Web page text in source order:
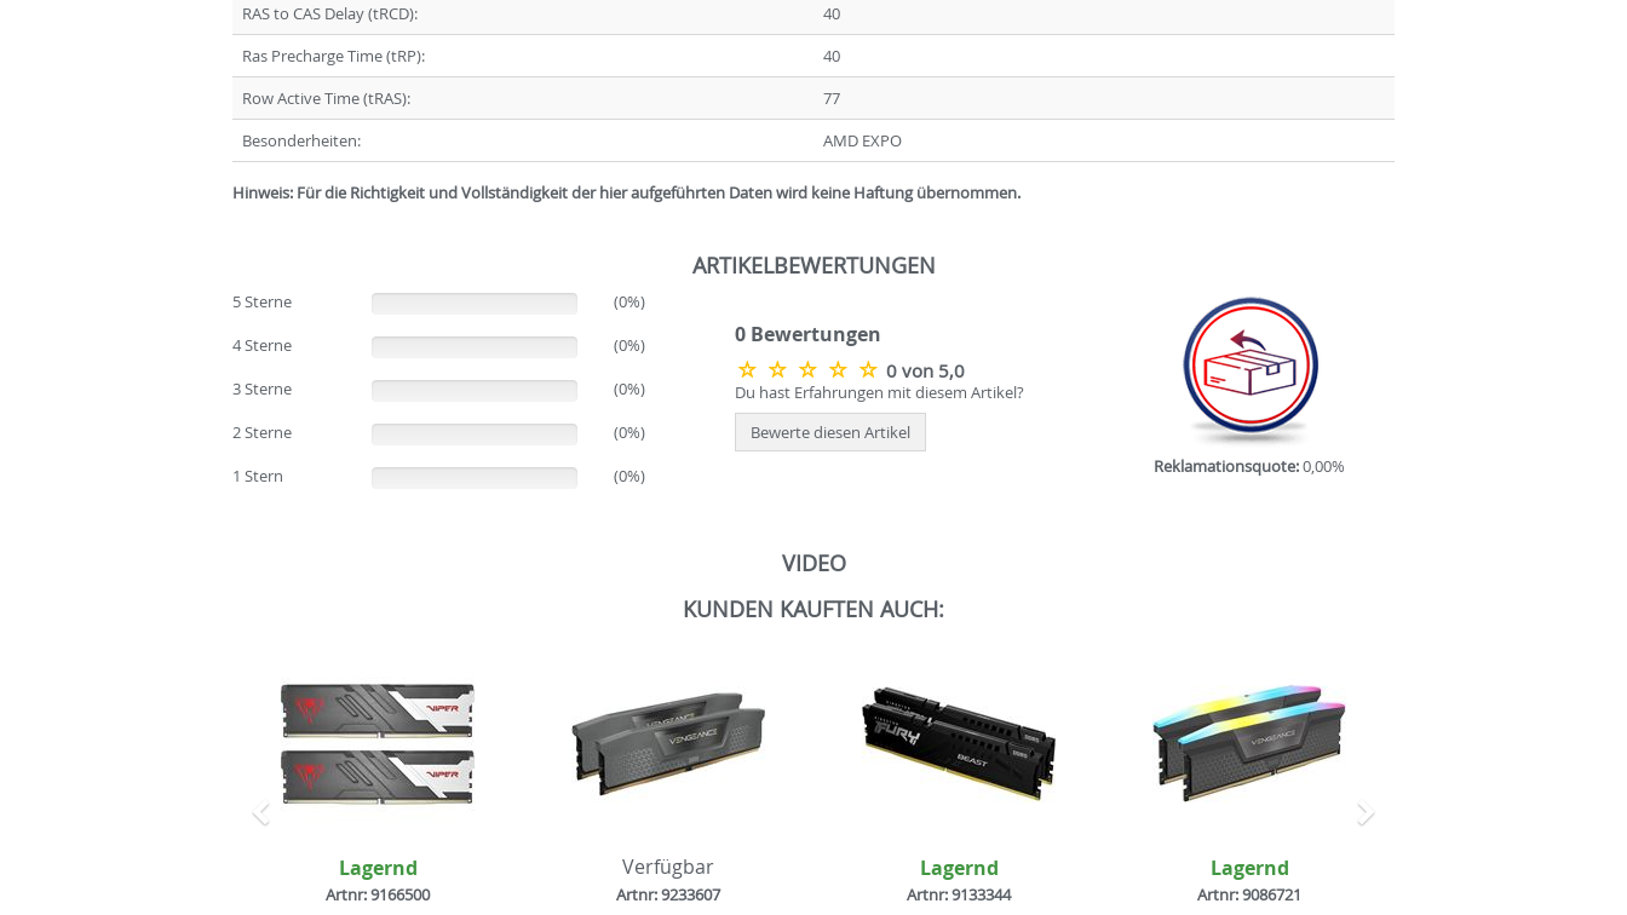
RAS to CAS Delay (tRCD):
40
Ras Precharge Time (tRP):
40
Row Active Time (tRAS):
77
Besonderheiten:
AMD EXPO
Hinweis: Für die Richtigkeit und Vollständigkeit der hier aufgeführten Daten wird keine Haftung übernommen.
ARTIKELBEWERTUNGEN
5 Sterne
(0%)
4 Sterne
(0%)
3 Sterne
(0%)
2 Sterne
(0%)
1 Stern
(0%)
0 Bewertungen
0 von 5,0
Du hast Erfahrungen mit diesem Artikel?
Bewerte diesen Artikel
Reklamationsquote:0,00%
VIDEO
KUNDEN KAUFTEN AUCH:
Lagernd
Artnr: 9166500
Verfügbar
Artnr: 9233607
Lagernd
Artnr: 9133344
Lagernd
Artnr: 9086721
Zurück Nächstes